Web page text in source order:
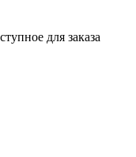
для заказа